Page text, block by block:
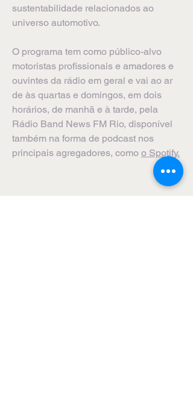
sustentabilidade relacionados ao
universo automotivo.
O programa tem como público-alvo
motoristas profissionais e amadores e
ouvintes da rádio em geral e vai ao ar
de às quartas e domingos, em dois
horários, de manhã e à tarde, pela
Rádio Band News FM Rio, disponível
também na forma de podcast nos
principais agregadores, como o Spotify.